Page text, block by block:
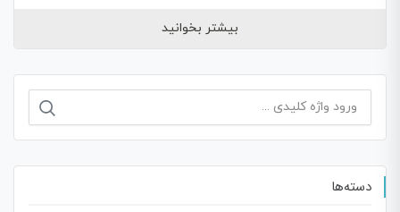
بیشتر بخوانید
جستجو
دسته‌ها